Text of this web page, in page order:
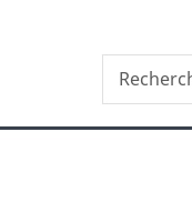
Rechercher
Défense